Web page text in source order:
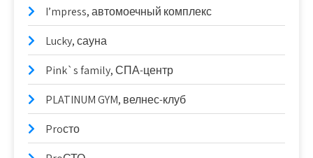
I’mpress, автомоечный комплекс
Lucky, сауна
Pink`s family, СПА-центр
PLATINUM GYM, велнес-клуб
Proсто